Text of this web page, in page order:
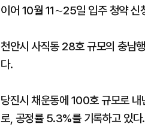
이어 10월 11∼25일 입주 청약 신
천안시 사직동 28호 규모의 충남
다.
당진시 채운동에 100호 규모로
로, 공정률 5.3%를 기록하고 있다.